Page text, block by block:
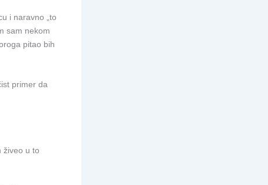
i naravno „to
sam nekom
pitao bih
primer da
živeo u to